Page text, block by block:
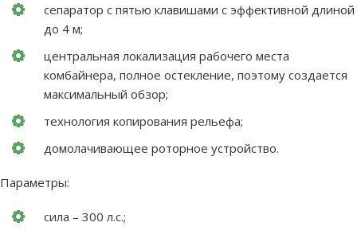
сепаратор с пятью клавишами с эффективной длиной
до 4 м;
центральная локализация рабочего места
комбайнера, полное остекление, поэтому создается
максимальный обзор;
технология копирования рельефа;
домолачивающее роторное устройство.
Параметры:
сила – 300 л.с.;